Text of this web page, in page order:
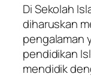
Di Sekolah
diharuskan
pengalaman
pendidikan
mendidik